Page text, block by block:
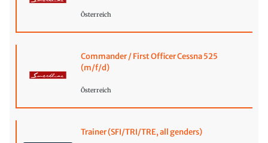
Österreich
Commander / First Officer Cessna 525
(m/f/d)
Österreich
Trainer (SFI/TRI/TRE, all genders)